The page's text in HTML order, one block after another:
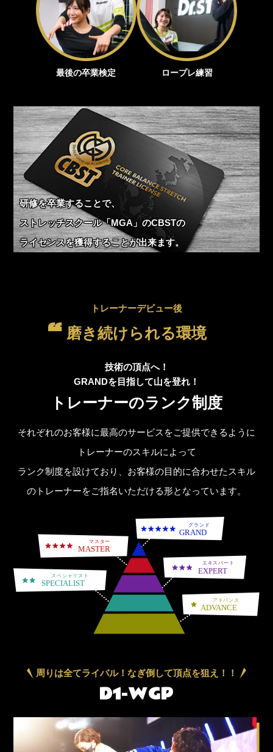
ロープレ練習
最後の卒業検定
研修を卒業することで、
ストレッチスクール「MGA」のCBSTの
ライセンスを獲得することが出来ます。
トレーナーデビュー後
磨き続けられる環境
技術の頂点へ！
GRANDを目指して山を登れ！
トレーナーのランク制度
それぞれのお客様に最高のサービスをご提供できるように
トレーナーのスキルによって
ランク制度を設けており、お客様の目的に合わせたスキル
のトレーナーをご指名いただける形となっています。
周りは全てライバル！なぎ倒して頂点を狙え！！
D1-WGP